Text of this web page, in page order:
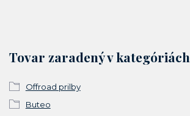
Tovar zaradený v kategóriách
Offroad prilby
Buteo